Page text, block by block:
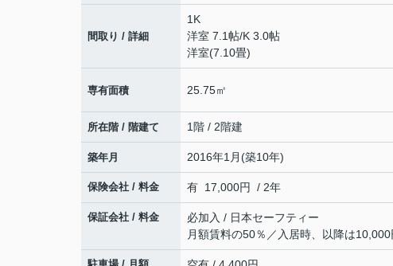
間取り / 詳細
1K
洋室 7.1帖/K 3.0帖
洋室(7.10畳)
専有面積 25.75㎡
所在階 / 階建て 1階 / 2階建
築年月 2016年1月(築10年)
保険会社 / 料金 有 17,000円 / 2年
保証会社 / 料金
必加入 / 日本セーフティー
月額賃料の50％／入居時、以降は